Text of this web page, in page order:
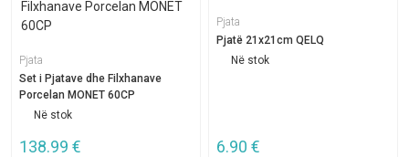
Pjata
Set i Pjatave dhe Filxhanave
Porcelan MONET 60CP
Në stok
138.99 €
Pjata
Pjatë 21x21cm QELQ
Në stok
6.90 €